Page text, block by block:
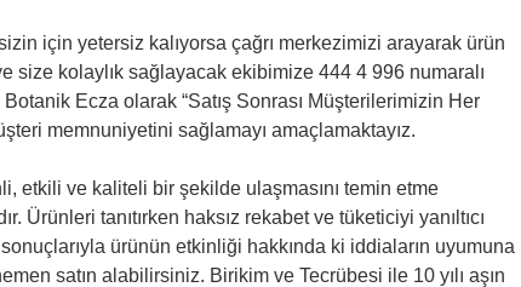
için yetersiz kalıyorsa çağrı merkezimizi arayarak ürün
size kolaylık sağlayacak ekibimize 444 4 996 numaralı
Ecza olarak “Satış Sonrası Müşterilerimizin Her
memnuniyetini sağlamayı amaçlamaktayız.
etkili ve kaliteli bir şekilde ulaşmasını temin etme
Ürünleri tanıtırken haksız rekabet ve tüketiciyi yanıltıcı
ürünün etkinliği hakkında ki iddiaların uyumuna
satın alabilirsiniz. Birikim ve Tecrübesi ile 10 yılı aşın